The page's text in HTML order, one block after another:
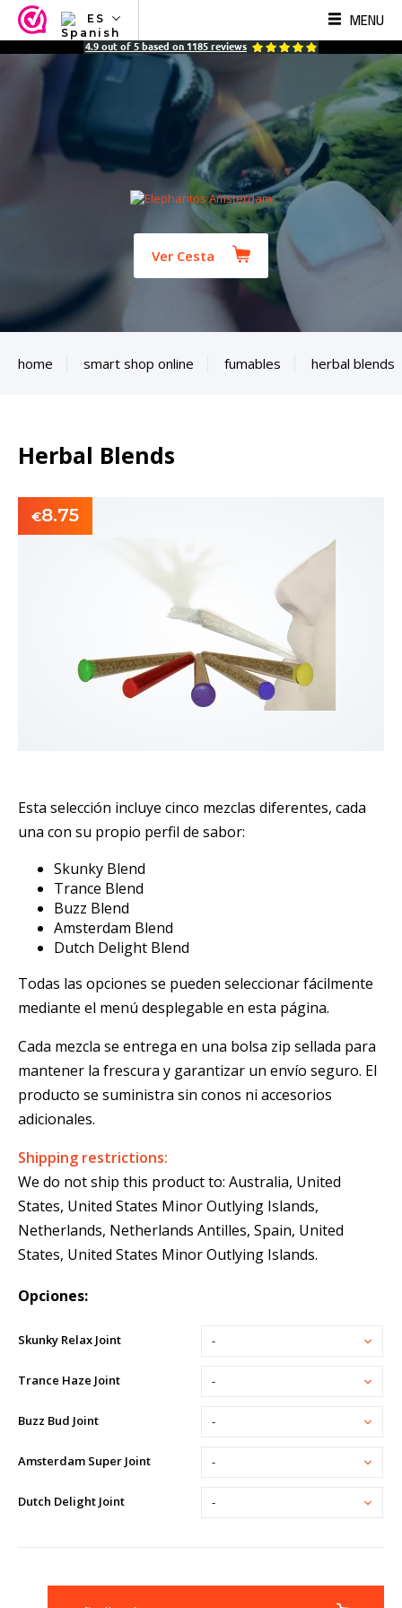
ES
NL
ES
MENU
4.9 out of 5 based on 1185 reviews
Ver Cesta
home smart shop online fumables herbal blends
Herbal Blends
€8.75
Esta selección incluye cinco mezclas diferentes, cada
una con su propio perfil de sabor:
Skunky Blend
Trance Blend
Buzz Blend
Amsterdam Blend
Dutch Delight Blend
Todas las opciones se pueden seleccionar fácilmente
mediante el menú desplegable en esta página.
Cada mezcla se entrega en una bolsa zip sellada para
mantener la frescura y garantizar un envío seguro. El
producto se suministra sin conos ni accesorios
adicionales.
Shipping restrictions:
We do not ship this product to: Australia, United
States, United States Minor Outlying Islands,
Netherlands, Netherlands Antilles, Spain, United
States, United States Minor Outlying Islands.
Opciones:
Skunky Relax Joint -
Trance Haze Joint -
Buzz Bud Joint -
Amsterdam Super Joint -
Dutch Delight Joint -